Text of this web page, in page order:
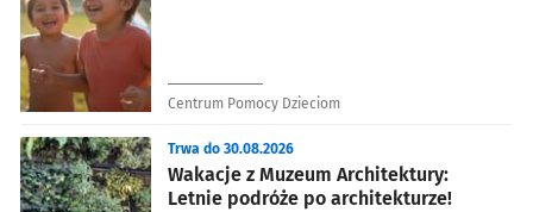
Centrum Pomocy Dzieciom
Wakacje z Muzeum Architektury:
Letnie podróże po architekturze!
Trwa do 30.08.2026